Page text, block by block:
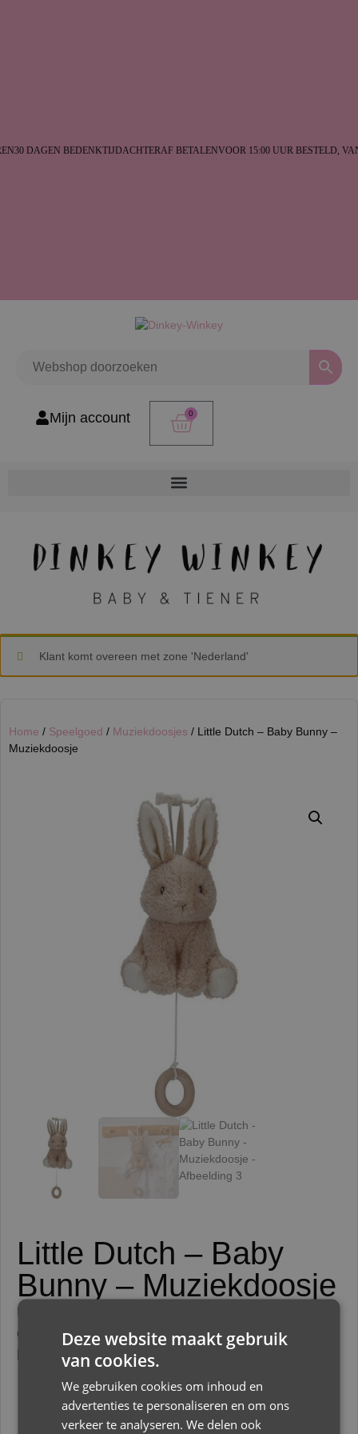
30 DAGEN BEDENKTIJDACHTERAF BETALENVOOR 15:00 UUR BESTELD,
Mijn account 0
Klant komt overeen met zone 'Nederland'
Home / Speelgoed / Muziekdoosjes / Little Dutch – Baby Bunny –
Muziekdoosje
Little Dutch – Baby
Bunny – Muziekdoosje
Lekker slapen. Deze muziekdoos in de vorm van
een konijntje heeft een kalmerend effect op je
kleintje.
16,95
Deze website maakt gebruik
van cookies.
We gebruiken cookies om inhoud en
advertenties te personaliseren en om ons
verkeer te analyseren. We delen ook